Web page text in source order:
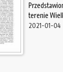
terenie
2021-01-04